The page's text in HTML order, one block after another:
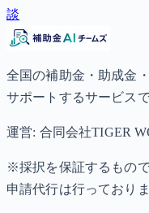
談
全国の補助金・助成金
サポートするサービスで
運営: 合同会社TIGER
※採択を保証するもので
申請代行は行っておりま